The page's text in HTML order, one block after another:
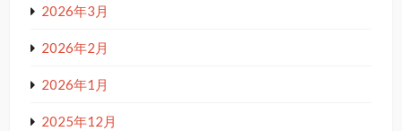
2026年3月
2026年2月
2026年1月
2025年12月